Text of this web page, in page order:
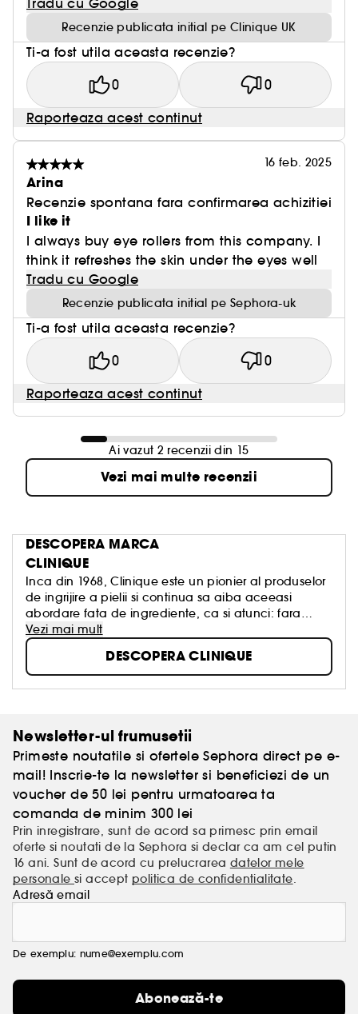
Tradu cu Google
Recenzie publicata initial pe Clinique UK
Ti-a fost utila aceasta recenzie?
0 0
Raporteaza acest continut
16 feb. 2025
Arina
Recenzie spontana fara confirmarea achizitiei
I like it
I always buy eye rollers from this company. I
think it refreshes the skin under the eyes well
Tradu cu Google
Recenzie publicata initial pe Sephora-uk
Ti-a fost utila aceasta recenzie?
0 0
Raporteaza acest continut
Ai vazut 2 recenzii din 15
Vezi mai multe recenzii
DESCOPERA MARCA
CLINIQUE
Inca din 1968, Clinique este un pionier al produselor
de ingrijire a pielii si continua sa aiba aceeasi
abordare fata de ingrediente, ca si atunci: fara
alergeni, parabeni, ftalati, parfum sau ingrediente
care ar putea dauna pielii. Toate produsele sunt
verificate riguros printr-o serie completa de teste
pentru a fi sigure pentru piele.
Simplu. Sigur. Eficient. Testat pentru a nu produce
Vezi mai mult
DESCOPERA CLINIQUE
Newsletter-ul frumusetii
Primeste noutatile si ofertele Sephora direct pe e-
mail! Inscrie-te la newsletter si beneficiezi de un
voucher de 50 lei pentru urmatoarea ta
comanda de minim 300 lei
Prin inregistrare, sunt de acord sa primesc prin email
oferte si noutati de la Sephora si declar ca am cel putin
16 ani. Sunt de acord cu prelucrarea datelor mele
personalesi accept politica de confidentialitate.
Adresă email
De exemplu: nume@exemplu.com
Abonează-te